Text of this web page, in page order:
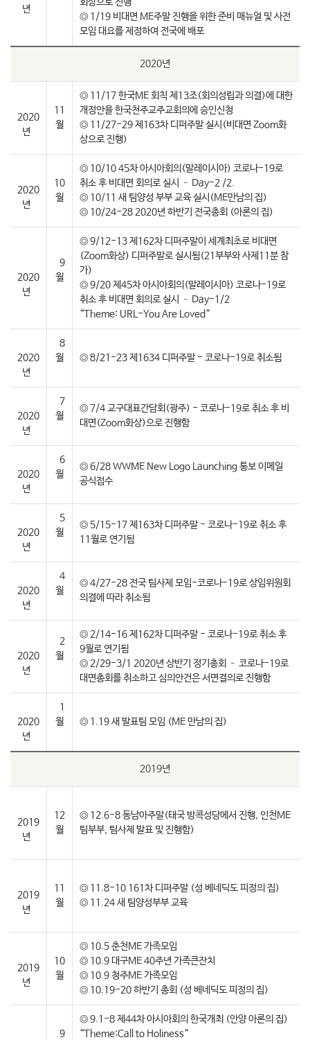
년
◎ 1/19 비대면 ME주말 진행을 위한 준비 매뉴얼 및 사전
모임 대요를 제정하여 전국에 배포
2020년
2020
년
11
월
◎ 11/17 한국ME 회칙 제13조(회의성립과 의결)에 대한
개정안을 한국천주교주교회의에 승인신청
◎ 11/27-29 제163차 디퍼주말 실시(비대면 Zoom화
상으로 진행)
2020
년
10
월
◎ 10/10 45차 아시아회의(말레이시아) 코로나-19로
취소 후 비대면 회의로 실시 – Day-2 /2.
◎ 10/11 새 팀양성 부부 교육 실시(ME만남의 집)
◎ 10/24-28 2020년 하반기 전국총회 (아론의 집)
2020
년
9
월
◎ 9/12-13 제162차 디퍼주말이 세계최초로 비대면
(Zoom화상) 디퍼주말로 실시됨(21부부와 사제11분 참
가)
◎ 9/20 제45차 아시아회의(말레이시아) 코로나-19로
취소 후 비대면 회의로 실시 – Day-1/2
“Theme: URL-You Are Loved“
2020
년
8
월
◎ 8/21-23 제1634 디퍼주말 - 코로나-19로 취소됨
2020
년
7
월
◎ 7/4 교구대표간담회(광주) - 코로나-19로 취소 후 비
대면(Zoom화상)으로 진행함
2020
년
6
월
◎ 6/28 WWME New Logo Launching 통보 이메일
공식접수
2020
년
5
월
◎ 5/15-17 제163차 디퍼주말 - 코로나-19로 취소 후
11월로 연기됨
2020
년
4
월
◎ 4/27-28 전국 팀사제 모임-코로나-19로 상임위원회
의결에 따라 취소됨
2020
년
2
월
◎ 2/14-16 제162차 디퍼주말 - 코로나-19로 취소 후
9월로 연기됨
◎ 2/29-3/1 2020년 상반기 정기총회 – 코로나-19로
대면총회를 취소하고 심의안건은 서면결의로 진행함
2020
년
1
월
◎ 1.19 새 발표팀 모임 (ME 만남의 집)
2019년
2019
년
12
월
◎ 12.6-8 동남아주말(태국 방콕성당에서 진행, 인천ME
팀부부, 팀사제 발표 및 진행함)
2019
년
11
월
◎ 11.8-10 161차 디퍼주말 (성 베네딕도 피정의 집)
◎ 11.24 새 팀양성부부 교육
2019
년
10
월
◎ 10.5 춘천ME 가족모임
◎ 10.9 대구ME 40주년 가족큰잔치
◎ 10.9 청주ME 가족모임
◎ 10.19-20 하반기 총회 (성 베네딕도 피정의 집)
9
◎ 9.1-8 제44차 아시아회의 한국개최 (안양 아론의 집)
“Theme:Call to Holiness“